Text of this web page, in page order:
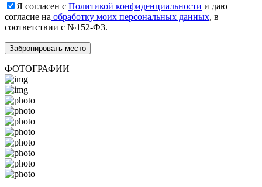
Я согласен с Политикой конфиденциальности и даю
согласие на обработку моих персональных данных, в
соответствии с №152-ФЗ.
ФОТОГРАФИИ